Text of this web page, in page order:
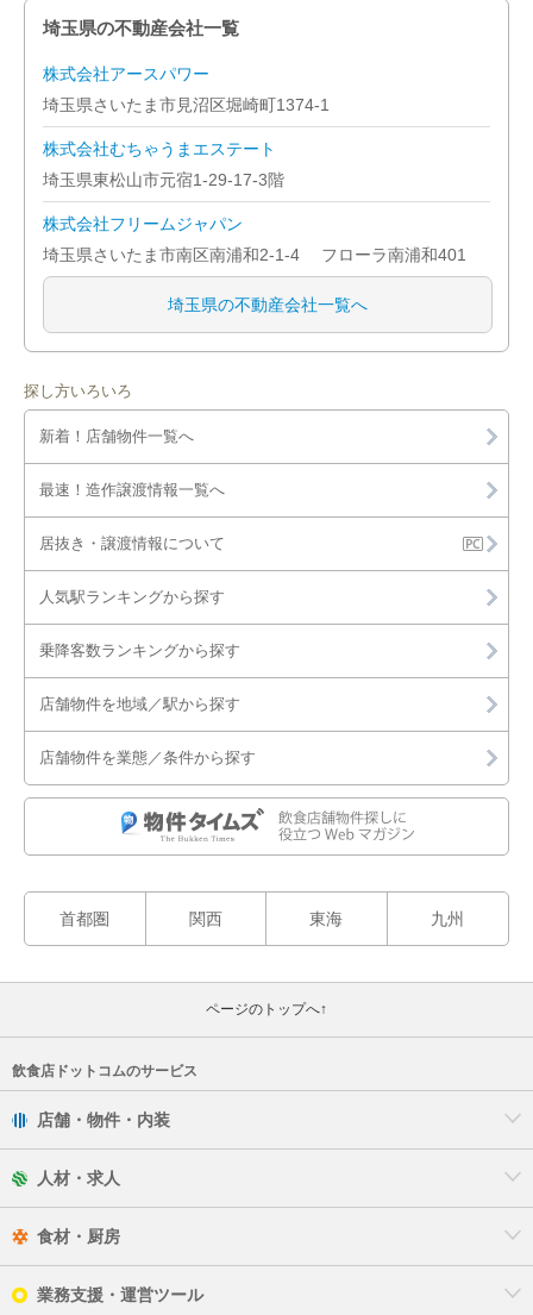
埼玉県の不動産会社一覧
株式会社アースパワー
埼玉県さいたま市見沼区堀崎町1374-1
株式会社むちゃうまエステート
埼玉県東松山市元宿1-29-17-3階
株式会社フリームジャパン
埼玉県さいたま市南区南浦和2-1-4 フローラ南浦和401
埼玉県の不動産会社一覧へ
探し方いろいろ
新着！店舗物件一覧へ
最速！造作譲渡情報一覧へ
居抜き・譲渡情報について
人気駅ランキングから探す
乗降客数ランキングから探す
店舗物件を地域／駅から探す
店舗物件を業態／条件から探す
首都圏 関西 東海 九州
ページのトップへ↑
飲食店ドットコムのサービス
店舗・物件・内装
人材・求人
食材・厨房
業務支援・運営ツール